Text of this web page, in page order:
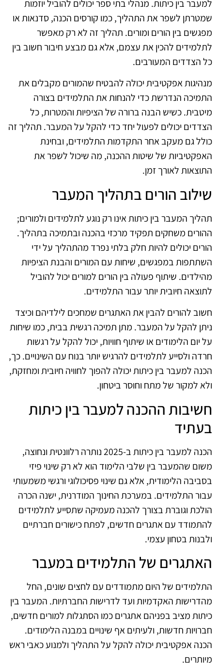
למעבר בין כיתות. מנהלי בתי ספר יכולים להוביל יוזמות
שמטרתן לשפר את התהליך, כמו קורסים הכנה, סדנאות או
מפגשים בין הורים ומורים. תהליך זה לא רק מאפשר
לתלמידים להכין את עצמם, אלא גם מבצע חיבור חשוב בין
כל הצדדים המעורבים.
מנהיגות אפקטיבית יכולה להבטיח שהמורים מקבלים את
התמיכה הנדרשת כדי להנחות את התלמידים בצורה
מיטבית. כשיש הבנה ברורה של הציפיות והמטרות, כל
הצדדים יכולים לפעול יחד כדי להקל על המעבר. תהליך זה
כולל גם מעקב אחר התקדמות התלמידים, ובחינת
האפקטיביות של שיטות ההכנה, מה שיכול לשפר את
התוצאות לאורך זמן.
שילוב הורים בתהליך המעבר
תהליך המעבר בין כיתות אינו רק נוגע לתלמידים ולמורים;
ההורים משחקים תפקיד מרכזי בהכנה ובתמיכה בתהליך.
הורים יכולים להיות חלק בלתי נפרד מהתהליך על ידי
השתתפות במפגשים, שיחות עם המורים והבנת הציפיות
מהילדים. שיתוף פעולה בין הורים למורים יכול להוביל
לתוצאה חיובית יותר עבור התלמידים.
חשוב להורים להבין את האתגרים שמחכים לילדיהם וכיצד
ניתן להקל על המעבר. מתן תמיכה רגשית בבית, כמו שיחות
על יום הלימודים או שיתוף חוויות, יכול להקל על רגשות
חרדה ולסייע לתלמידים להרגיש יותר בנוח עם השינויים. כך,
הכנה למעבר בין כיתות יכולה להפוך לחוויה חיובית ומחזקת,
ולא למקור של מתח וחוסר ביטחון.
חשיבות ההכנה למעבר בין כיתות
בעתיד
הכנה למעבר בין כיתות ב-2025 נותרה רלוונטית ונחוצה,
משום שהמעבר בין שלבי הלימוד הוא לא רק שינוי פיזי
בסביבה הלימודית, אלא גם שינוי פסיכולוגי ורגשי משמעותי
עבור התלמידים. במערכת החינוך המודרנית, ישנה הכרה
הולכת וגוברת בצורך להכנה מעמיקה שתסייע לתלמידים
להתמודד עם אתגרים חדשים, לפתח כישורים חברתיים
ולבנות בטחון עצמי.
האתגרים של התלמידים במעבר
התלמידים של היום מתמודדים עם לחצים שונים, החל
מהדרישות האקדמיות ועד לדרישות החברתיות. המעבר בין
כיתות מציב בפניהם אתגרים כמו הסתגלות למורים חדשים,
חברויות חדשות, ולעיתים אף שינויים במבנה הלימודים.
הכנה אפקטיבית יכולה להקל על התהליך ולמנוע כאבי ראש
מיותרים.